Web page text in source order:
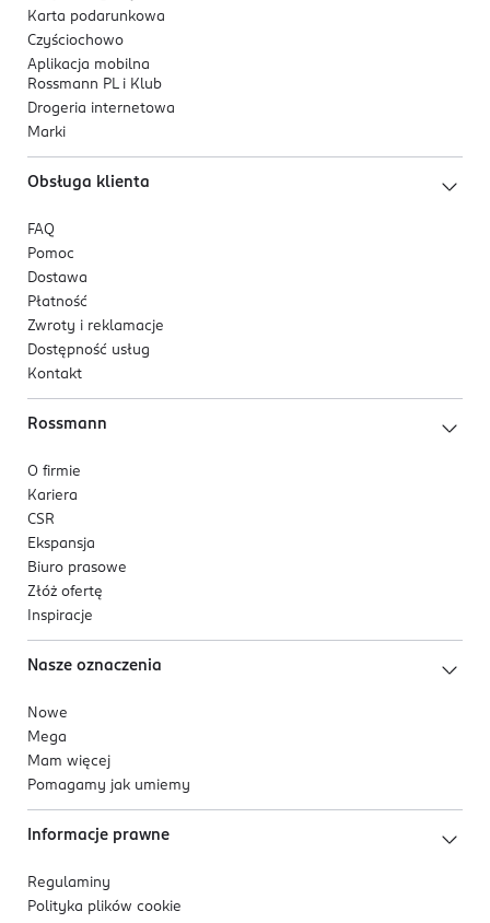
Karta podarunkowa
Czyściochowo
Aplikacja mobilna
Rossmann PL i Klub
Drogeria internetowa
Marki
Obsługa klienta
FAQ
Pomoc
Dostawa
Płatność
Zwroty i reklamacje
Dostępność usług
Kontakt
Rossmann
O firmie
Kariera
CSR
Ekspansja
Biuro prasowe
Złóż ofertę
Inspiracje
Nasze oznaczenia
Nowe
Mega
Mam więcej
Pomagamy jak umiemy
Informacje prawne
Regulaminy
Polityka plików cookie